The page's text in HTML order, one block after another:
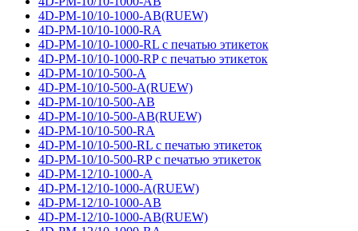
4D-PM-10/10-1000-AB(RUEW)
4D-PM-10/10-1000-RA
4D-PM-10/10-1000-RL с печатью этикеток
4D-PM-10/10-1000-RP с печатью этикеток
4D-PM-10/10-500-A
4D-PM-10/10-500-A(RUEW)
4D-PM-10/10-500-AB
4D-PM-10/10-500-AB(RUEW)
4D-PM-10/10-500-RA
4D-PM-10/10-500-RL с печатью этикеток
4D-PM-10/10-500-RP с печатью этикеток
4D-PM-12/10-1000-A
4D-PM-12/10-1000-A(RUEW)
4D-PM-12/10-1000-AB
4D-PM-12/10-1000-AB(RUEW)